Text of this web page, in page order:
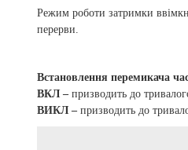
Режим роботи затримки
перерви.
Встановлення перемикача
ВКЛ – призводить до
ВИКЛ – призводить до